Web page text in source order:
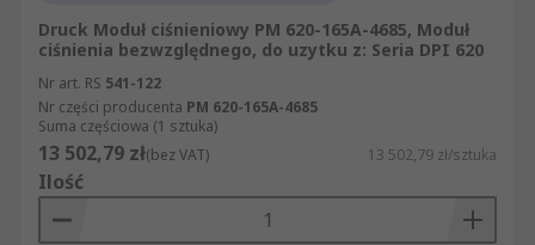
Druck Moduł ciśnieniowy PM 620-165A-4685, Moduł
ciśnienia bezwzględnego, do uzytku z: Seria DPI 620
Nr art. RS 541-122
Nr części producenta PM 620-165A-4685
Suma częściowa (1 sztuka)
13 502,79 zł(bez VAT) 13 502,79 zł/sztuka
Ilość